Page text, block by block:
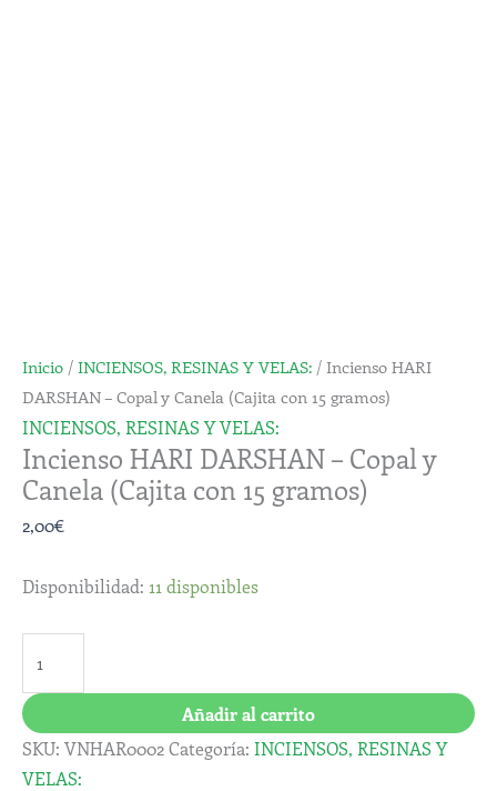
Inicio / INCIENSOS, RESINAS Y VELAS: / Incienso HARI
DARSHAN – Copal y Canela (Cajita con 15 gramos)
INCIENSOS, RESINAS Y VELAS:
Incienso HARI DARSHAN – Copal y
Canela (Cajita con 15 gramos)
2,00€
Disponibilidad: 11 disponibles
Añadir al carrito
SKU: VNHAR0002Categoría: INCIENSOS, RESINAS Y
VELAS: